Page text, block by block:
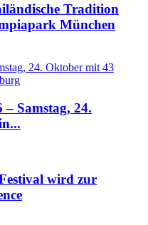
Tradition
München
Samstag, 24.
wird zur